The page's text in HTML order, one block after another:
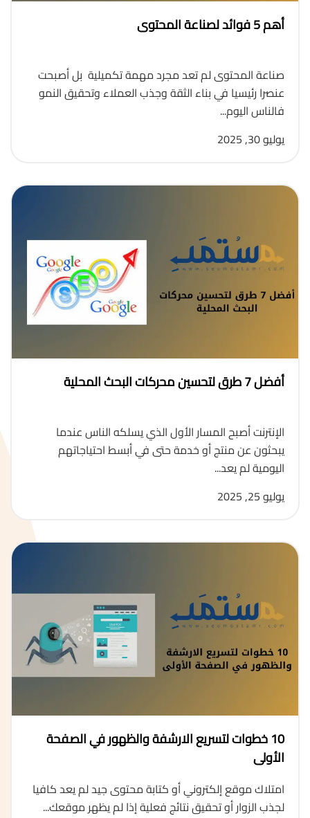
أهم 5 فوائد لصناعة المحتوى
صناعة المحتوى لم تعد مجرد مهمة تكميلية بل أصبحت
عنصرا رئيسيا في بناء الثقة وجذب العملاء وتحقيق النمو
فالناس اليوم...
يوليو 30, 2025
أفضل 7 طرق لتحسين محركات البحث المحلية
الإنترنت أصبح المسار الأول الذي يسلكه الناس عندما
يبحثون عن منتج أو خدمة حتى في أبسط احتياجاتهم
اليومية لم يعد...
يوليو 25, 2025
10 خطوات لتسريع الارشفة والظهور في الصفحة
الأولى
امتلاك موقع إلكتروني أو كتابة محتوى جيد لم يعد كافيا
لجذب الزوار أو تحقيق نتائج فعلية إذا لم يظهر موقعك...